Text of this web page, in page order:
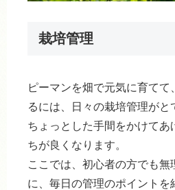
栽培管理
ピーマンを畑で元気に育て
るには、日々の栽培管理がと
ちょっとした手間をかけてあ
ちが良くなります。
ここでは、初心者の方でも無
に、毎日の管理のポイントを